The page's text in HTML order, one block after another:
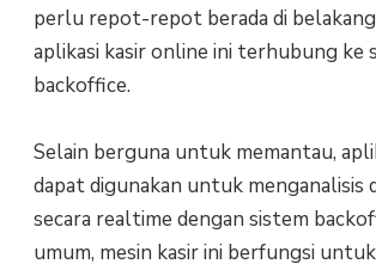
perlu repot-repot berada di belakang
aplikasi kasir online ini terhubung ke
backoffice.
Selain berguna untuk memantau,
dapat digunakan untuk menganalisis
secara realtime dengan sistem
umum, mesin kasir ini berfungsi